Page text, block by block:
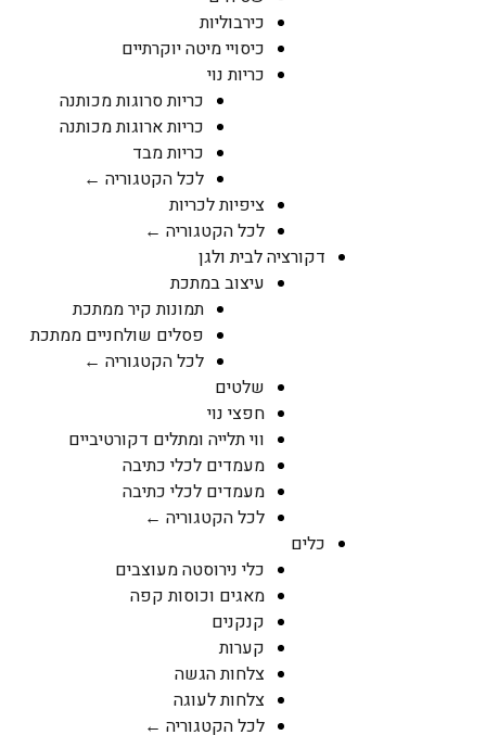
כירבוליות
כיסויי מיטה יוקרתיים
כריות נוי
כריות סרוגות מכותנה
כריות ארוגות מכותנה
כריות מבד
לכל הקטגוריה ←
ציפיות לכריות
לכל הקטגוריה ←
דקורציה לבית ולגן
עיצוב במתכת
תמונות קיר ממתכת
פסלים שולחניים ממתכת
לכל הקטגוריה ←
שלטים
חפצי נוי
ווי תלייה ומתלים דקורטיביים
מעמדים לכלי כתיבה
מעמדים לכלי כתיבה
לכל הקטגוריה ←
כלים
כלי נירוסטה מעוצבים
מאגים וכוסות קפה
קנקנים
קערות
צלחות הגשה
צלחות לעוגה
לכל הקטגוריה ←